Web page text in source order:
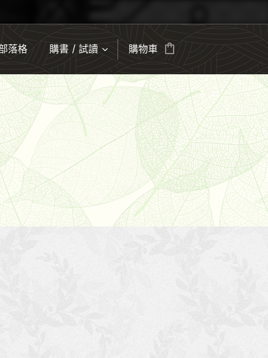
落格 購書 / 試讀 購物車